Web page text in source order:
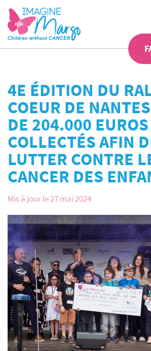
4E ÉDITION DU
COEUR DE
DE 204.000 EUROS
COLLECTÉS AFIN
LUTTER CONTRE
CANCER DES
Mis à jour le 27 mai 2024